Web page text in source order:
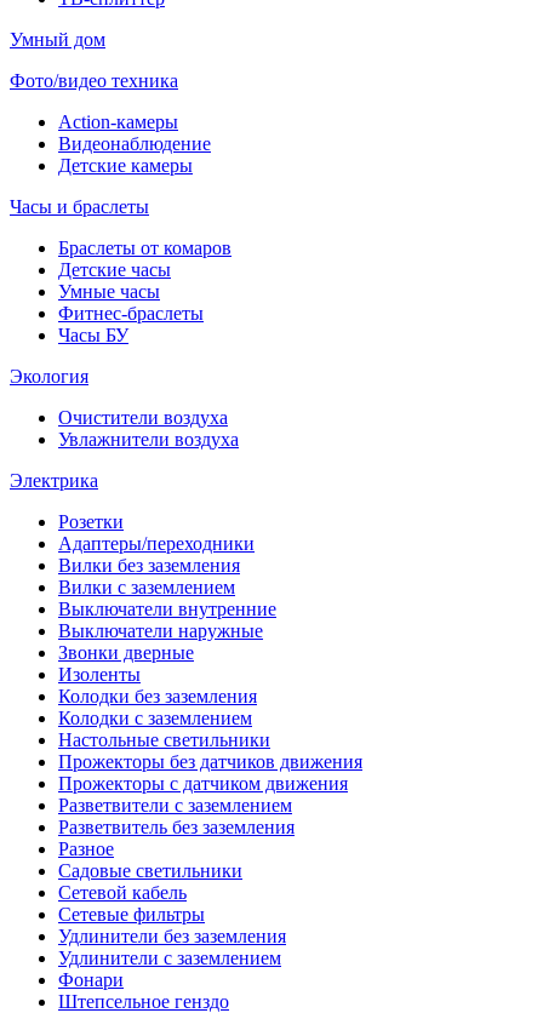
Умный дом
Фото/видео техника
Action-камеры
Видеонаблюдение
Детские камеры
Часы и браслеты
Браслеты от комаров
Детские часы
Умные часы
Фитнес-браслеты
Часы БУ
Экология
Очистители воздуха
Увлажнители воздуха
Электрика
Розетки
Адаптеры/переходники
Вилки без заземления
Вилки с заземлением
Выключатели внутренние
Выключатели наружные
Звонки дверные
Изоленты
Колодки без заземления
Колодки с заземлением
Настольные светильники
Прожекторы без датчиков движения
Прожекторы с датчиком движения
Разветвители с заземлением
Разветвитель без заземления
Разное
Садовые светильники
Сетевой кабель
Сетевые фильтры
Удлинители без заземления
Удлинители с заземлением
Фонари
Штепсельное генздо